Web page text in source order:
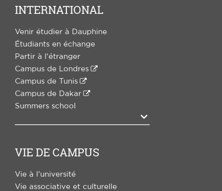
INTERNATIONAL
Venir étudier à Dauphine
Étudiants en échange
Partir à l'étranger
Campus de Londres
Campus de Tunis
Campus de Dakar
Summers school
Agrandir
VIE DE CAMPUS
Vie à l'université
Vie associative et culturelle